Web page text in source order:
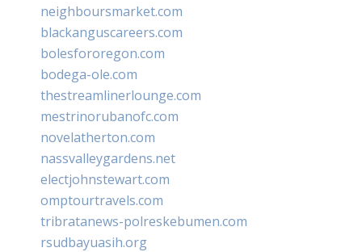
neighboursmarket.com
blackanguscareers.com
bolesfororegon.com
bodega-ole.com
thestreamlinerlounge.com
mestrinorubanofc.com
novelatherton.com
nassvalleygardens.net
electjohnstewart.com
omptourtravels.com
tribratanews-polreskebumen.com
rsudbayuasih.org